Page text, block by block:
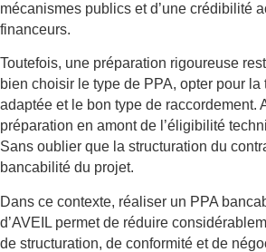
mécanismes publics et d’une crédibilité
financeurs.
Toutefois, une préparation rigoureuse
bien choisir le type de PPA, opter pour la
adaptée et le bon type de raccordement.
préparation en amont de l’éligibilité
Sans oublier que la structuration du
bancabilité du projet.
Dans ce contexte, réaliser un PPA
d’AVEIL permet de réduire
de structuration, de conformité et de